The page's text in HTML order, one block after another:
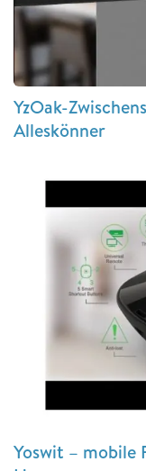
YzOak-
Alleskönner
Yoswit – mobile